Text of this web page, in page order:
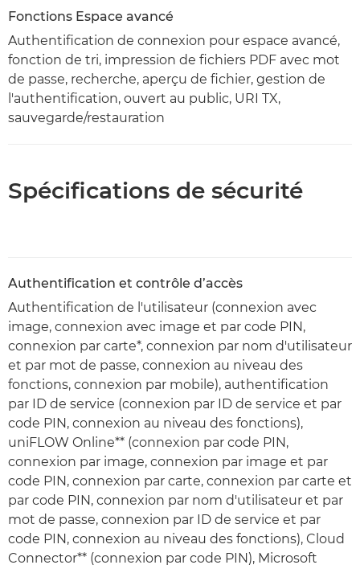
Fonctions Espace avancé
Authentification de connexion pour espace avancé,
fonction de tri, impression de fichiers PDF avec mot
de passe, recherche, aperçu de fichier, gestion de
l'authentification, ouvert au public, URI TX,
sauvegarde/restauration
Spécifications de sécurité
Authentification et contrôle d’accès
Authentification de l'utilisateur (connexion avec
image, connexion avec image et par code PIN,
connexion par carte*, connexion par nom d'utilisateur
et par mot de passe, connexion au niveau des
fonctions, connexion par mobile), authentification
par ID de service (connexion par ID de service et par
code PIN, connexion au niveau des fonctions),
uniFLOW Online** (connexion par code PIN,
connexion par image, connexion par image et par
code PIN, connexion par carte, connexion par carte et
par code PIN, connexion par nom d'utilisateur et par
mot de passe, connexion par ID de service et par
code PIN, connexion au niveau des fonctions), Cloud
Connector** (connexion par code PIN), Microsoft